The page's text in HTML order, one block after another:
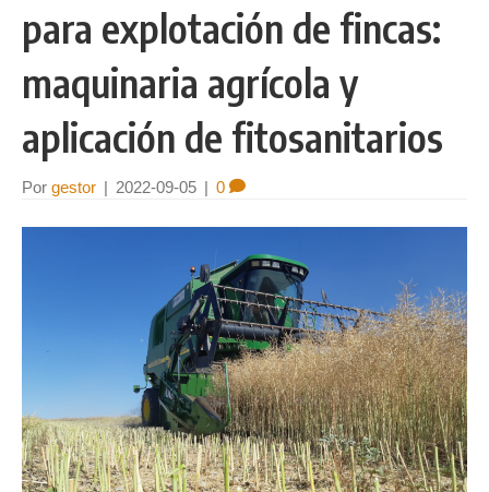
para explotación de fincas:
maquinaria agrícola y
aplicación de fitosanitarios
Por gestor 2022-09-05 0